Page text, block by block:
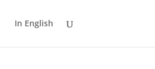
In English